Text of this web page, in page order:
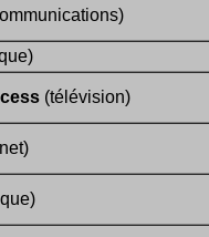
(télévision)